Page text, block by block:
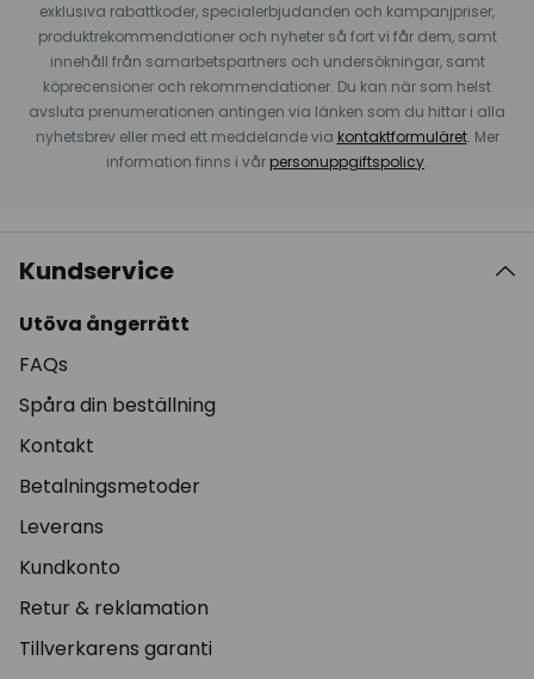
exklusiva rabattkoder, specialerbjudanden och kampanjpriser,
produktrekommendationer och nyheter så fort vi får dem, samt
innehåll från samarbetspartners och undersökningar, samt
köprecensioner och rekommendationer. Du kan när som helst
avsluta prenumerationen antingen via länken som du hittar i alla
nyhetsbrev eller med ett meddelande via kontaktformuläret. Mer
information finns i vår personuppgiftspolicy.
Kundservice
Utöva ångerrätt
FAQs
Spåra din beställning
Kontakt
Betalningsmetoder
Leverans
Kundkonto
Retur & reklamation
Tillverkarens garanti